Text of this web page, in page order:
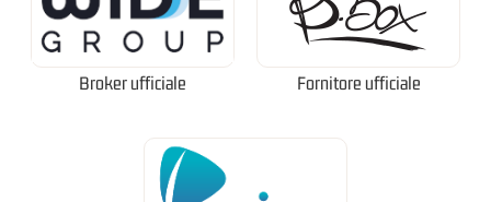
Broker ufficiale Fornitore ufficiale